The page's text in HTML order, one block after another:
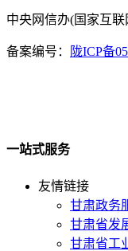
中央网信办(国家互
备案编号： 陇ICP备
一站式服务
友情链接
甘肃政务
甘肃省发
甘肃省工